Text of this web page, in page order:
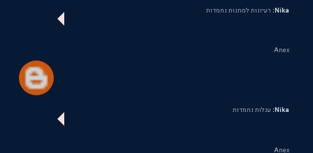
Nika: רעיונות למתנות נחמדות
Anex
Nika: עגלות נחמדות
Anex